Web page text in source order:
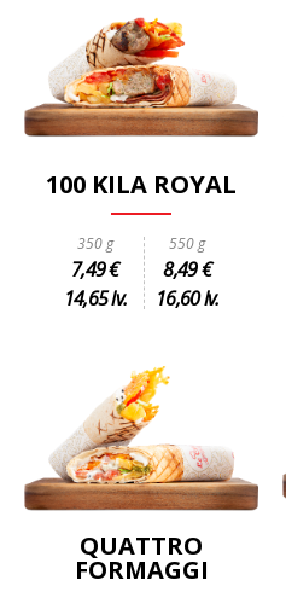
100 KILA ROYAL
350 g
7,49 €
14,65 lv.
550 g
8,49 €
16,60 lv.
QUATTRO
FORMAGGI